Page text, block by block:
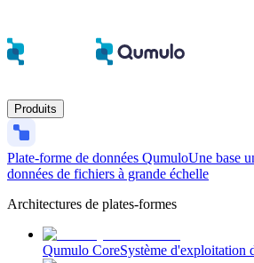
Produits
Plate-forme de données QumuloUne base
données de fichiers à grande échelle
Architectures de plates-formes
Qumulo CoreSystème d'exploitation